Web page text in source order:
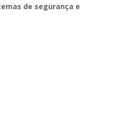
de segurança e